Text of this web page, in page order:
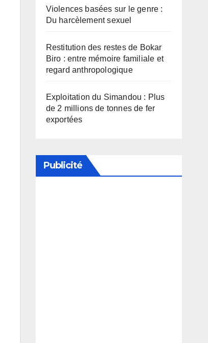
Violences basées sur le genre :
Du harcèlement sexuel
Restitution des restes de Bokar
Biro : entre mémoire familiale et
regard anthropologique
Exploitation du Simandou : Plus
de 2 millions de tonnes de fer
exportées
Publicité